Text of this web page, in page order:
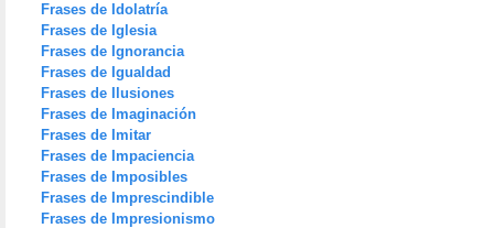
Frases de Idolatría
Frases de Iglesia
Frases de Ignorancia
Frases de Igualdad
Frases de Ilusiones
Frases de Imaginación
Frases de Imitar
Frases de Impaciencia
Frases de Imposibles
Frases de Imprescindible
Frases de Impresionismo